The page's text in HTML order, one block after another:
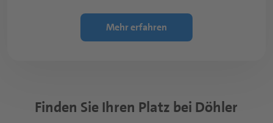
Mehr erfahren
Finden Sie Ihren Platz bei Döhler